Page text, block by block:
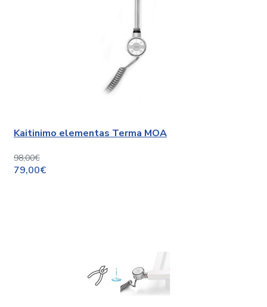
Kaitinimo elementas Terma MOA
98,00€
79,00€